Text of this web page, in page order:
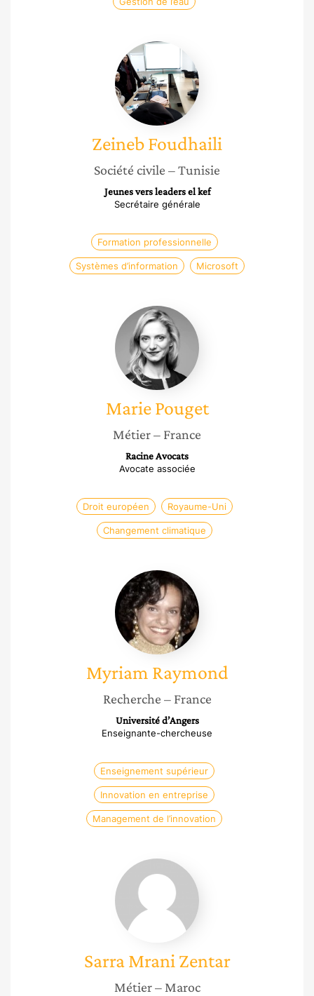
Zeineb
Foudhaili
ZeinebFoudhaili
Société civile – Tunisie
Jeunes vers leaders el kef
Secrétaire générale
Formation professionnelle
Systèmes d’information Microsoft
Marie
Pouget
Marie Pouget
Métier– France
Racine Avocats
Avocate associée
Droit européen Royaume-Uni
Changement climatique
Myriam
Raymond
Myriam Raymond
Recherche – France
Université d’Angers
Enseignante-chercheuse
Enseignement supérieur
Innovation en entreprise
Management de l’innovation
Sarra
Mrani
Zentar
Sarra Mrani Zentar
Métier – Maroc